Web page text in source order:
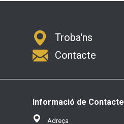
Troba'ns
Contacte
Informació de Contacte
Adreça